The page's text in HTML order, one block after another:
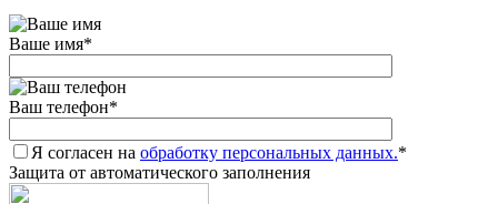
Ваше имя*
Ваш телефон*
Я согласен на обработку персональных данных.*
Защита от автоматического заполнения